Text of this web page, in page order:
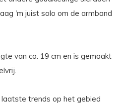
'm juist solo om de armband
van ca. 19 cm en is gemaakt
trends op het gebied